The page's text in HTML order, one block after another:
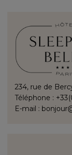
234, rue de
Téléphone :
E-mail :